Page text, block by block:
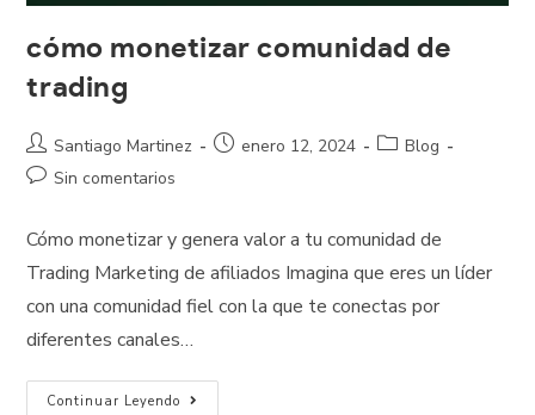
cómo monetizar comunidad de
trading
Santiago Martinez enero 12, 2024
Blog
Sin comentarios
Cómo monetizar y genera valor a tu comunidad de
Trading Marketing de afiliados Imagina que eres un líder
con una comunidad fiel con la que te conectas por
diferentes canales…
Continuar Leyendo